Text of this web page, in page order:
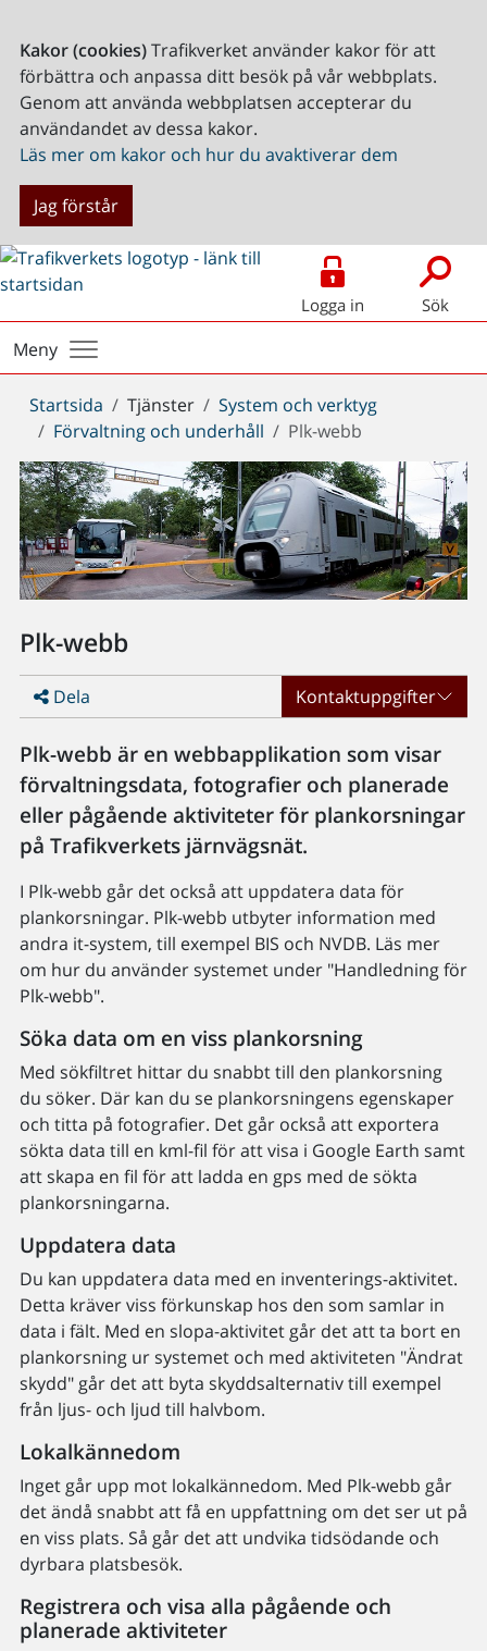
Kakor (cookies)Trafikverket använder kakor för att
förbättra och anpassa ditt besök på vår webbplats.
Genom att använda webbplatsen accepterar du
användandet av dessa kakor.
Läs mer om kakor och hur du avaktiverar dem
Jag förstår
Logga in Sök
Meny
Du
är
här:
Startsida Tjänster
System och verktyg
Förvaltning och underhåll
Plk-webb
Plk-webb
Dela Kontaktuppgifter
Plk-webb är en webbapplikation som visar
förvaltningsdata, fotografier och planerade
eller pågående aktiviteter för plankorsningar
på Trafikverkets järnvägsnät.
I Plk-webb går det också att uppdatera data för
plankorsningar. Plk-webb utbyter information med
andra it-system, till exempel BIS och NVDB. Läs mer
om hur du använder systemet under "Handledning för
Plk-webb".
Söka data om en viss plankorsning
Med sökfiltret hittar du snabbt till den plankorsning
du söker. Där kan du se plankorsningens egenskaper
och titta på fotografier. Det går också att exportera
sökta data till en kml-fil för att visa i Google Earth samt
att skapa en fil för att ladda en gps med de sökta
plankorsningarna.
Uppdatera data
Du kan uppdatera data med en inventerings-aktivitet.
Detta kräver viss förkunskap hos den som samlar in
data i fält. Med en slopa-aktivitet går det att ta bort en
plankorsning ur systemet och med aktiviteten "Ändrat
skydd" går det att byta skyddsalternativ till exempel
från ljus- och ljud till halvbom.
Lokalkännedom
Inget går upp mot lokalkännedom. Med Plk-webb går
det ändå snabbt att få en uppfattning om det ser ut på
en viss plats. Så går det att undvika tidsödande och
dyrbara platsbesök.
Registrera och visa alla pågående och
planerade aktiviteter